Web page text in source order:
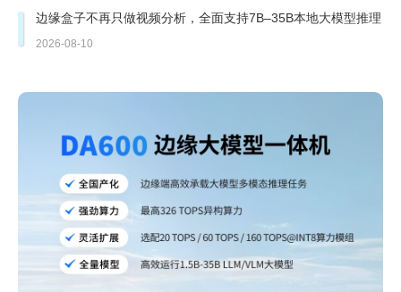
边缘盒子不再只做视频分析，全面支持7B–35B本地大模型推理
2026-08-10